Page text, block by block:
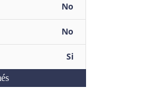
No
No
Si